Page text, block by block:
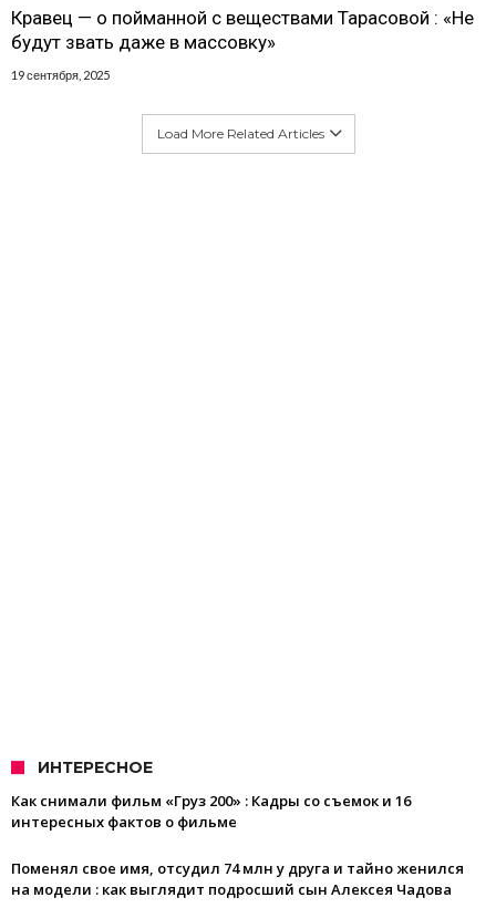
Кравец — о пойманной с веществами Тарасовой : «Не
будут звать даже в массовку»
19 сентября, 2025
Load More Related Articles
ИНТЕРЕСНОЕ
Как снимали фильм «Груз 200» : Кадры со съемок и 16
интересных фактов о фильме
Поменял свое имя, отсудил 74 млн у друга и тайно женился
на модели : как выглядит подросший сын Алексея Чадова